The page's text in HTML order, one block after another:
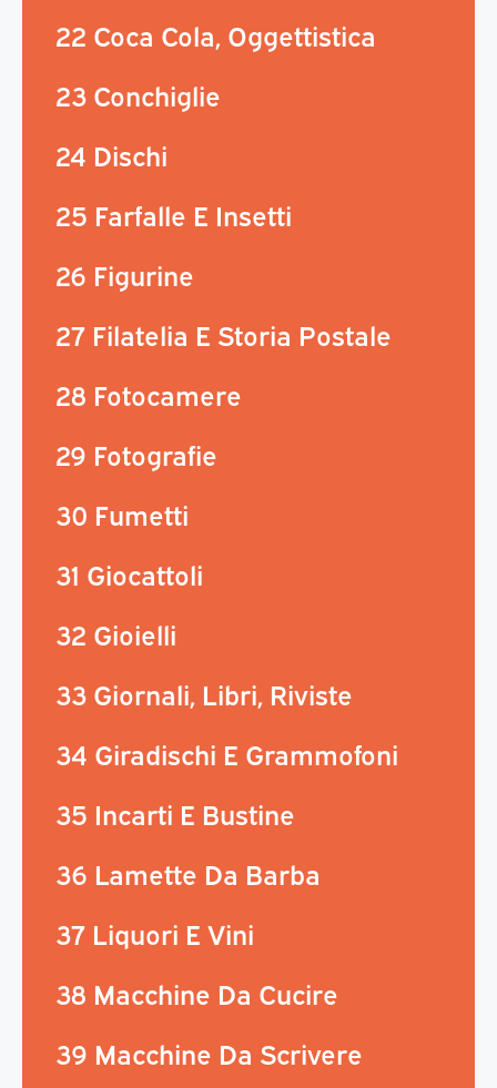
22 Coca Cola, Oggettistica
23 Conchiglie
24 Dischi
25 Farfalle E Insetti
26 Figurine
27 Filatelia E Storia Postale
28 Fotocamere
29 Fotografie
30 Fumetti
31 Giocattoli
32 Gioielli
33 Giornali, Libri, Riviste
34 Giradischi E Grammofoni
35 Incarti E Bustine
36 Lamette Da Barba
37 Liquori E Vini
38 Macchine Da Cucire
39 Macchine Da Scrivere